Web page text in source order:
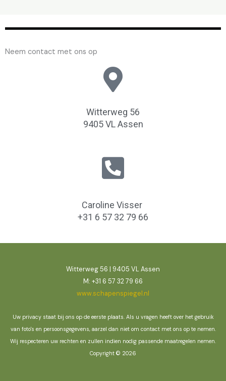
Neem contact met ons op
Witterweg 56
9405 VL Assen
Caroline Visser
+31 6 57 32 79 66
Witterweg 56 | 9405 VL Assen
M: +31 6 57 32 79 66
www.schapenspiegel.nl
Uw privacy staat bij ons op de eerste plaats. Als u vragen heeft over het gebruik
van foto's en persoonsgegevens, aarzel dan niet om contact met ons op te nemen.
Wij respecteren uw rechten en zullen indien nodig passende maatregelen nemen.
Copyright © 2026